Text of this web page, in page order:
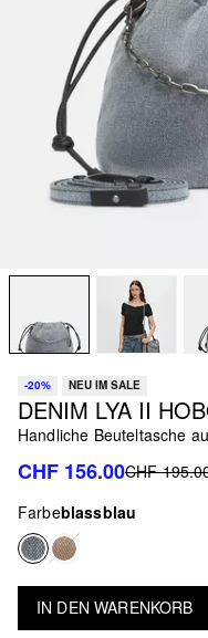
-20% NEU IM SALE
DENIM LYA II
Handliche Beuteltasche
CHF 156.00CHF
Farbeblassblau
IN DEN WARENKORB